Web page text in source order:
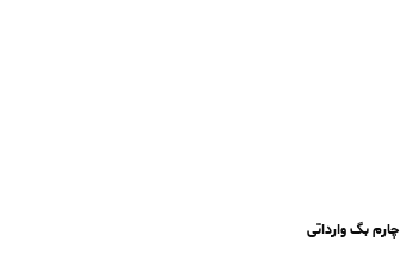
چارم بگ ‌وارداتی